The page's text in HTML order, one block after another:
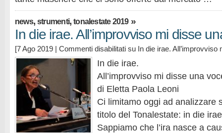
news,strumenti,tonalestate 2019»
In die irae. All’improvviso mi disse
[7 Ago 2019 | Commenti disabilitati su In die irae.
In die irae.
All’improvviso mi disse una
di Eletta Paola Leoni
Ci limitamo oggi ad analizzare
titolo del Tonalestate: in die
Sappiamo che l’ira nasce a